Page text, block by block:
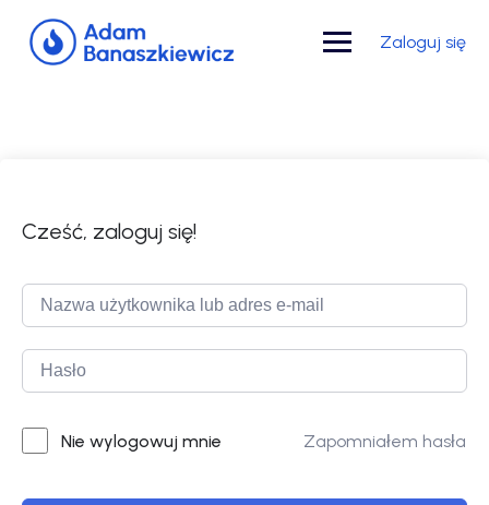
content
Zaloguj się
Cześć, zaloguj się!
Nie wylogowuj mnie Zapomniałem hasła